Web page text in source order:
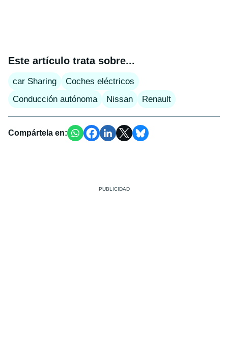
Este artículo trata sobre...
car Sharing
Coches eléctricos
Conducción autónoma
Nissan Renault
Compártela en: